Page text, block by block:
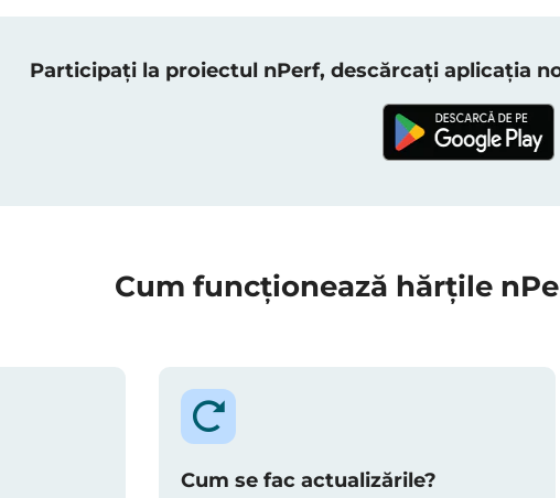
Participați la proiectul nPerf, descărcați aplicația
Cum funcționează hărțile
Cum se fac actualizările?